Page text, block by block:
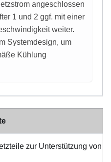
angeschlossen
1 und 2 ggf. mit einer
weiter.
Systemdesign, um
Kühlung
zur Unterstützung von